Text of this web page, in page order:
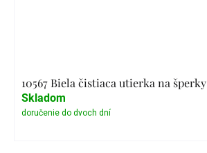
10567 Biela čistiaca utierka na šperky
Skladom